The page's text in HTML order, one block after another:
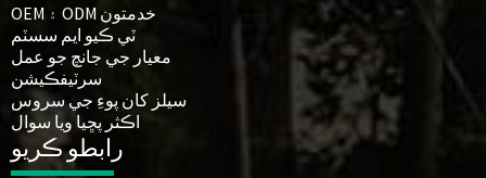
OEM ۽ ODM خدمتون
ٽي ڪيو ايم سسٽم
معيار جي جانچ جو عمل
سرٽيفڪيشن
سيلز کان پوءِ جي سروس
اڪثر پڇيا ويا سوال
رابطو ڪريو